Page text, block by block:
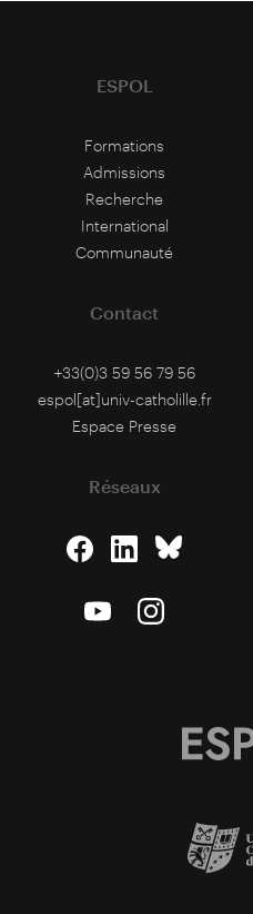
ESPOL
Formations
Admissions
Recherche
International
Communauté
Contact
+33(0)3 59 56 79 56
espol[at]univ-catholille.fr
Espace Presse
Réseaux